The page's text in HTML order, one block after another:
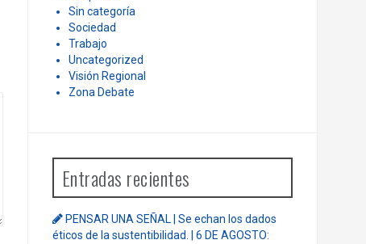
Sin categoría
Sociedad
Trabajo
Uncategorized
Visión Regional
Zona Debate
Entradas recientes
PENSAR UNA SEÑAL | Se echan los dados
éticos de la sustentibilidad. | 6 DE AGOSTO: